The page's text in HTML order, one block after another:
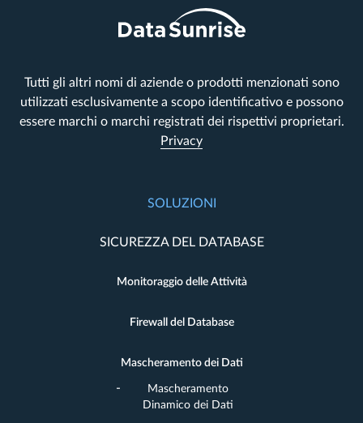
Tutti gli altri nomi di aziende o prodotti menzionati sono
utilizzati esclusivamente a scopo identificativo e possono
essere marchi o marchi registrati dei rispettivi proprietari.
Privacy
SOLUZIONI
SICUREZZA DEL DATABASE
Monitoraggio delle Attività
Firewall del Database
Mascheramento dei Dati
Mascheramento
Dinamico dei Dati